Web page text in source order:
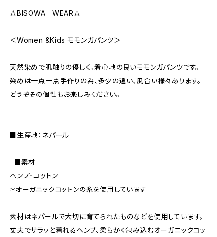
⁂BISOWA WEAR⁂
＜Women &Kids モモンガパンツ＞
天然染めで肌触りの優しく、着心地の良いモモンガパンツです。
染めは一点一点手作りの為、多少の違い、風合い様々あります。
どうぞその個性もお楽しみください。
■生産地：ネパール
■素材
ヘンプ・コットン
＊オーガニックコットンの糸を使用しています
素材はネパールで大切に育てられたものなどを使用しています。
丈夫でサラッと着れるヘンプ、柔らかく包み込むオーガニックコッ